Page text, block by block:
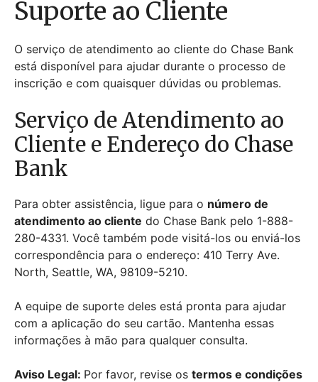
Suporte ao Cliente
O serviço de atendimento ao cliente do Chase Bank
está disponível para ajudar durante o processo de
inscrição e com quaisquer dúvidas ou problemas.
Serviço de Atendimento ao
Cliente e Endereço do Chase
Bank
Para obter assistência, ligue para o número de
atendimento ao cliente do Chase Bank pelo 1-888-
280-4331. Você também pode visitá-los ou enviá-los
correspondência para o endereço: 410 Terry Ave.
North, Seattle, WA, 98109-5210.
A equipe de suporte deles está pronta para ajudar
com a aplicação do seu cartão. Mantenha essas
informações à mão para qualquer consulta.
Aviso Legal: Por favor, revise os termos e condições